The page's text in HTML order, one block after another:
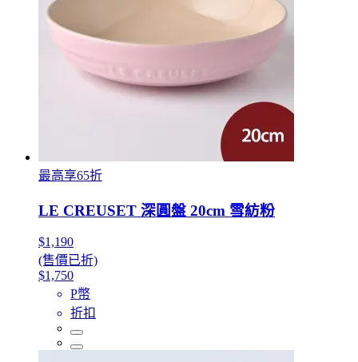
最高享65折
LE CREUSET 深圓盤 20cm 雪紡粉
$1,190
(售價已折)
$1,750
P幣
折扣